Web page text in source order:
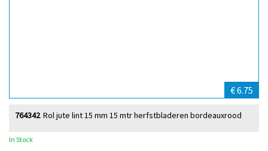
€ 6.75
Rol jute lint 15 mm 15 mtr herfstbladeren bordeauxrood
764342
In Stock